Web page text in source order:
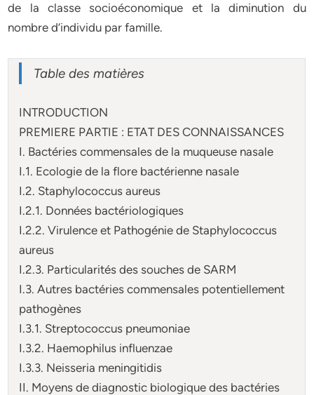
de la classe socioéconomique et la diminution du
nombre d’individu par famille.
Table des matières
INTRODUCTION
PREMIERE PARTIE : ETAT DES CONNAISSANCES
I. Bactéries commensales de la muqueuse nasale
I.1. Ecologie de la flore bactérienne nasale
I.2. Staphylococcus aureus
I.2.1. Données bactériologiques
I.2.2. Virulence et Pathogénie de Staphylococcus
aureus
I.2.3. Particularités des souches de SARM
I.3. Autres bactéries commensales potentiellement
pathogènes
I.3.1. Streptococcus pneumoniae
I.3.2. Haemophilus influenzae
I.3.3. Neisseria meningitidis
II. Moyens de diagnostic biologique des bactéries